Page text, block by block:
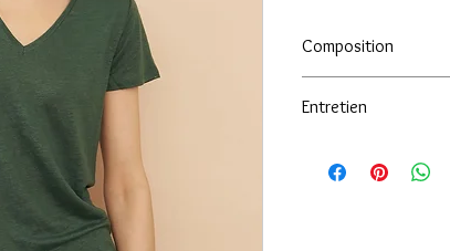
Composition
Entretien